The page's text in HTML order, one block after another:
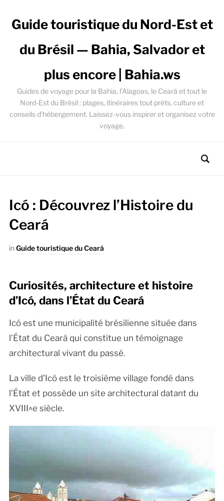
Guide touristique du Nord-Est et
du Brésil — Bahia, Salvador et
plus encore | Bahia.ws
Guides de voyage pour la Bahia, l’Alagoas, le Ceará et tout le
Nord-Est du Brésil : plages, itinéraires tout prêts, culture et
conseils d’hébergement. Laissez-vous inspirer et organisez votre
voyage.
Icó : Découvrez l’Histoire du
Ceará
inGuide touristique du Ceará
Curiosités, architecture et histoire
d’Icó, dans l’État du Ceará
Icó est une municipalité brésilienne située dans
l’État du Ceará qui constitue un témoignage
architectural vivant du passé.
La ville d’Icó est le troisième village fondé dans
l’État et possède un site architectural datant du
XVIII^e siècle.